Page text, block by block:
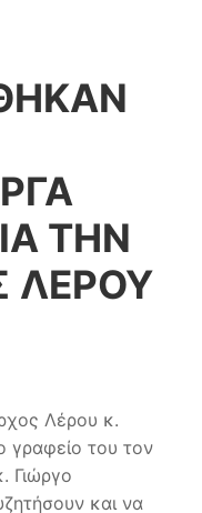
ΤΗΝ
ΛΕΡΟΥ
Λέρου κ.
γραφείο του τον
Γιώργο
και να